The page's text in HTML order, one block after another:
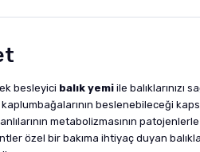
besleyici balık yemi ile balıklarınızı
beslenebileceği
metabolizmasının patojenlerle
özel bir bakıma ihtiyaç duyan